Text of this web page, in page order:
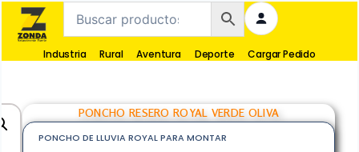
Industria Rural Aventura Deporte Cargar Pedido
PONCHO RESERO ROYAL VERDE OLIVA
PONCHO DE LLUVIA ROYAL PARA MONTAR